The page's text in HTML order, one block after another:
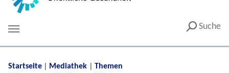
Suche
You are here:
Startseite Mediathek
Themen